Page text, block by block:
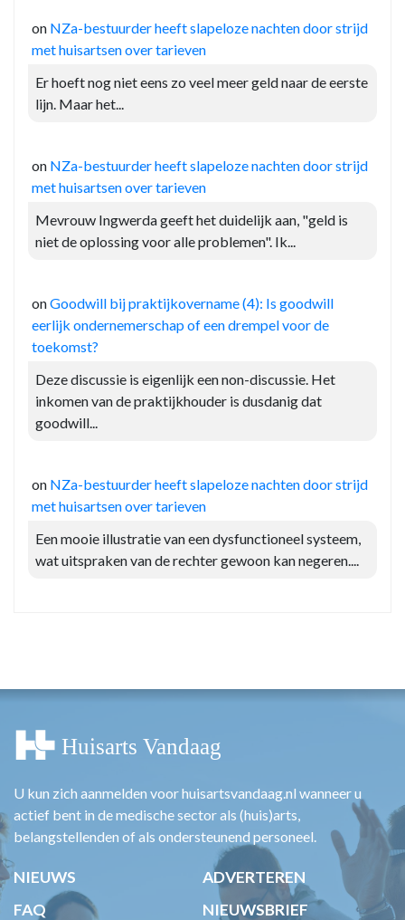
on NZa-bestuurder heeft slapeloze nachten door strijd
met huisartsen over tarieven
Er hoeft nog niet eens zo veel meer geld naar de eerste
lijn. Maar het...
on NZa-bestuurder heeft slapeloze nachten door strijd
met huisartsen over tarieven
Mevrouw Ingwerda geeft het duidelijk aan, "geld is
niet de oplossing voor alle problemen". Ik...
onGoodwill bij praktijkovername (4): Is goodwill
eerlijk ondernemerschap of een drempel voor de
toekomst?
Deze discussie is eigenlijk een non-discussie. Het
inkomen van de praktijkhouder is dusdanig dat
goodwill...
on NZa-bestuurder heeft slapeloze nachten door strijd
met huisartsen over tarieven
Een mooie illustratie van een dysfunctioneel systeem,
wat uitspraken van de rechter gewoon kan negeren....
U kun zich aanmelden voor huisartsvandaag.nl wanneer u
actief bent in de medische sector als (huis)arts,
belangstellenden of als ondersteunend personeel.
NIEUWS
ADVERTEREN
FAQ
NIEUWSBRIEF